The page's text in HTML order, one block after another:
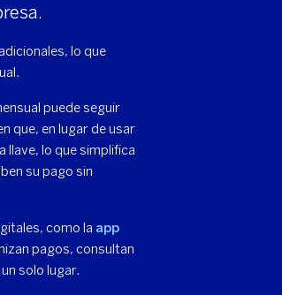
lo que
puede seguir
que, en lugar de usar
llave, lo que simplifica
su pago sin
como la app
pagos, consultan
solo lugar.